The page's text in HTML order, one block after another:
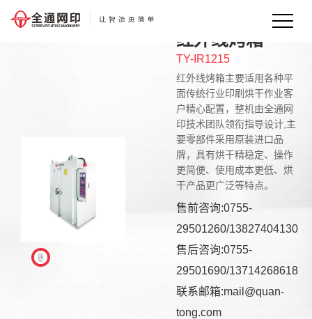
红外线烤箱
TY-IR1215
红外线烤箱主要适用各种平
面传统行业印刷烘干作业客
户精心配置，整机由全通网
印技术团队领衔指导设计,主
要零部件采用原装进口品
牌，具有烘干精稳定、操作
更简便、使用成本更低、烘
干产品更广泛等特点。
售前咨询:0755-
29501260/13827404130
售后咨询:0755-
29501690/13714268618
联系邮箱:mail@quan-
tong.com